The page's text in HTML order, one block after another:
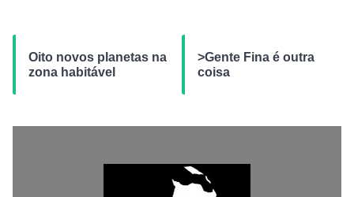
Oito novos planetas na
zona habitável
>Gente Fina é outra
coisa